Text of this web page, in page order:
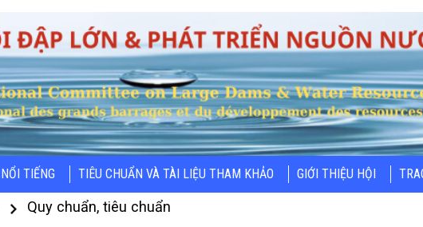
TIẾNG TIÊU CHUẨN VÀ TÀI LIỆU THAM KHẢO GIỚI THIỆU HỘI
Quy chuẩn, tiêu chuẩn